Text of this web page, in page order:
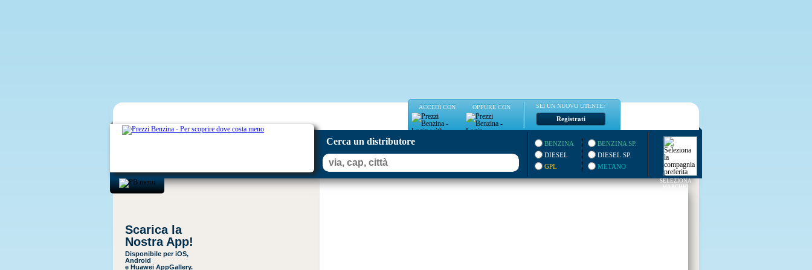
ACCEDI CON OPPURE CON SEI UN NUOVO UTENTE?
Registrati
Cerca un distributore
BENZINA
DIESEL
GPL
BENZINA SP.
DIESEL SP.
METANO
SELEZIONA
MARCHIO
Scarica la
Nostra App!
Disponibile per iOS,
Android
e Huawei AppGallery.